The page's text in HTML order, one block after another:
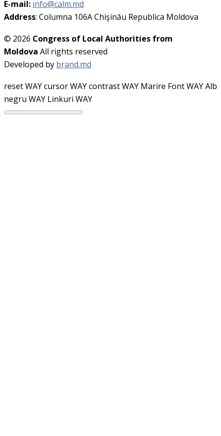
E-mail: info@calm.md
Address: Columna 106A Chişinău Republica Moldova
© 2026 Congress of Local Authorities from
Moldova All rights reserved
Developed by brand.md
reset WAYcursor WAYcontrast WAY Marire Font WAYAlb
negru WAY Linkuri WAY